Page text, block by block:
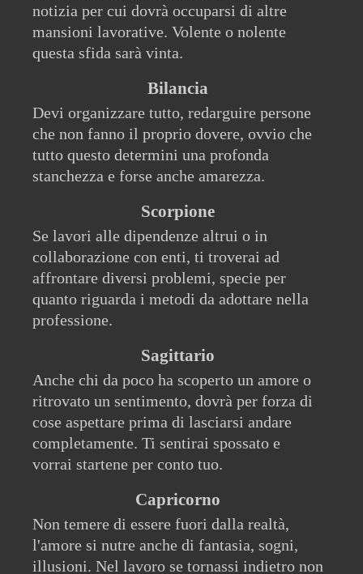
notizia per cui dovrà occuparsi di altre
mansioni lavorative. Volente o nolente
questa sfida sarà vinta.
Bilancia
Devi organizzare tutto, redarguire persone
che non fanno il proprio dovere, ovvio che
tutto questo determini una profonda
stanchezza e forse anche amarezza.
Scorpione
Se lavori alle dipendenze altrui o in
collaborazione con enti, ti troverai ad
affrontare diversi problemi, specie per
quanto riguarda i metodi da adottare nella
professione.
Sagittario
Anche chi da poco ha scoperto un amore o
ritrovato un sentimento, dovrà per forza di
cose aspettare prima di lasciarsi andare
completamente. Ti sentirai spossato e
vorrai startene per conto tuo.
Capricorno
Non temere di essere fuori dalla realtà,
l'amore si nutre anche di fantasia, sogni,
illusioni. Nel lavoro se tornassi indietro non